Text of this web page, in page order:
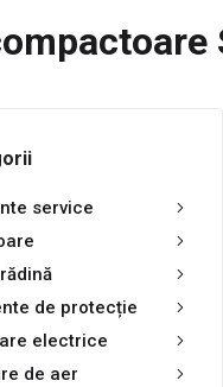
service
de protecție
electrice
de aer